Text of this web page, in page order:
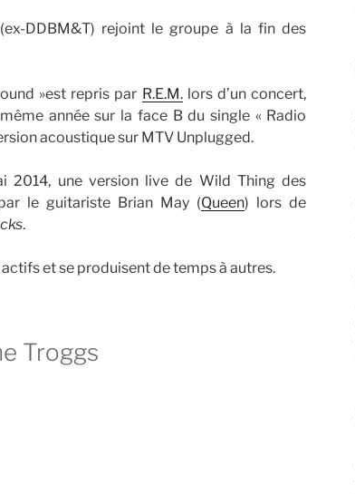
DDBM&T) rejoint le groupe à la fin des
»est repris par R.E.M.lors d’un concert,
année sur la face B du single « Radio
acoustique sur MTV Unplugged.
2014, une version live de Wild Thing des
le guitariste Brian May (Queen) lors de
.
et se produisent de temps à autres.
Troggs